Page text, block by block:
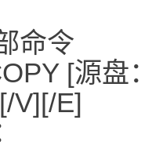
命令
[源盘
V][/E]